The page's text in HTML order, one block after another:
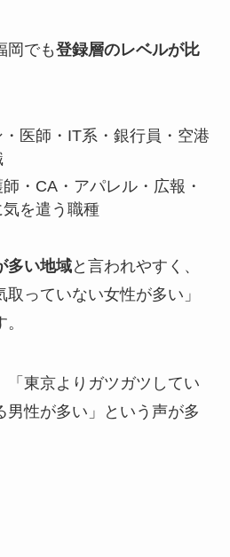
岡でも登録層のレベルが比
医師・IT系・銀行員・空港
・CA・アパレル・広報・
を遣う職種
多い地域と言われやすく、
っていない女性が多い」
「東京よりガツガツしてい
男性が多い」という声が多